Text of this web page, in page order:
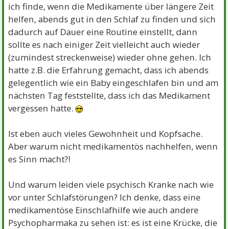
ich finde, wenn die Medikamente über längere Zeit
helfen, abends gut in den Schlaf zu finden und sich
dadurch auf Dauer eine Routine einstellt, dann
sollte es nach einiger Zeit vielleicht auch wieder
(zumindest streckenweise) wieder ohne gehen. Ich
hatte z.B. die Erfahrung gemacht, dass ich abends
gelegentlich wie ein Baby eingeschlafen bin und am
nächsten Tag feststellte, dass ich das Medikament
vergessen hatte.
Ist eben auch vieles Gewohnheit und Kopfsache.
Aber warum nicht medikamentös nachhelfen, wenn
es Sinn macht?!
Und warum leiden viele psychisch Kranke nach wie
vor unter Schlafstörungen? Ich denke, dass eine
medikamentöse Einschlafhilfe wie auch andere
Psychopharmaka zu sehen ist: es ist eine Krücke, die